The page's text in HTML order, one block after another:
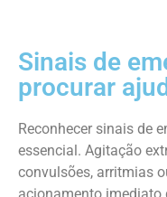
Sinais de
procurar
Reconhecer sinais de
essencial. Agitação
convulsões, arritmias
acionamento imediato